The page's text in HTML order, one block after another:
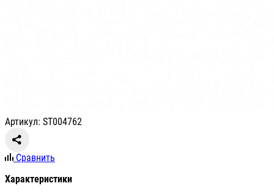
Артикул: ST004762
Сравнить
Характеристики